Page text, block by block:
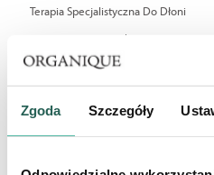
Zgoda Szczegóły
Terapia Specjalistyczna Do Dłoni
44,90 zł
PRODUKT CHWILOWO
NIEDOSTĘPNY